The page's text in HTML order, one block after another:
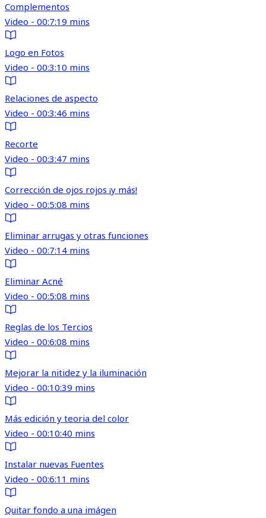
Complementos
Video - 00:7:19 mins
Logo en Fotos
Video - 00:3:10 mins
Relaciones de aspecto
Video - 00:3:46 mins
Recorte
Video - 00:3:47 mins
Corrección de ojos rojos ¡y más!
Video - 00:5:08 mins
Eliminar arrugas y otras funciones
Video - 00:7:14 mins
Eliminar Acné
Video - 00:5:08 mins
Reglas de los Tercios
Video - 00:6:08 mins
Mejorar la nitidez y la iluminación
Video - 00:10:39 mins
Más edición y teoria del color
Video - 00:10:40 mins
Instalar nuevas Fuentes
Video - 00:6:11 mins
Quitar fondo a una imágen